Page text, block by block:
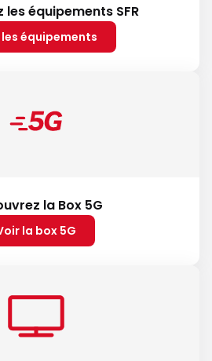
les équipements SFR
équipements
la Box 5G
la box 5G